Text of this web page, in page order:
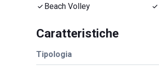
Beach Volley
Caratteristiche
Tipologia